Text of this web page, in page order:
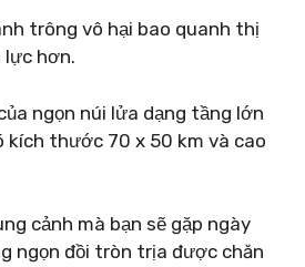
trông vô hại bao quanh thị
lực hơn.
ngọn núi lửa dạng tầng lớn
kích thước 70 x 50 km và cao
cảnh mà bạn sẽ gặp ngày
ngọn đồi tròn trịa được chăn